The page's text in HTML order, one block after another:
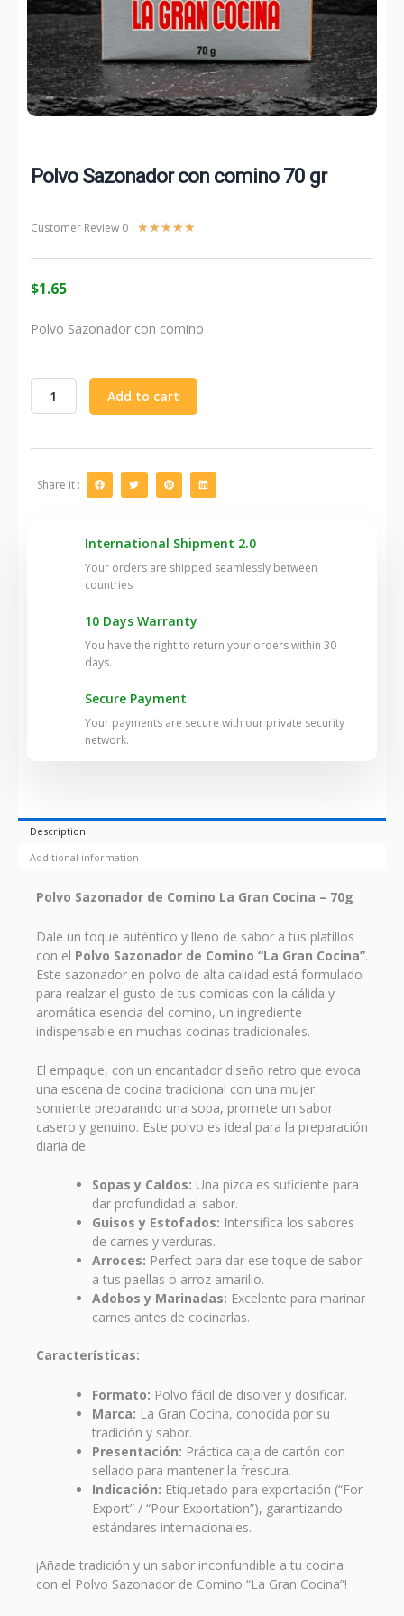
Polvo Sazonador con comino 70 gr
Customer Review 0 ★★★★★
out
$1.65
Polvo Sazonador con comino
Sazonador
gr
Add to cart
Share it :
International Shipment 2.0
Your orders are shipped seamlessly between
countries
10 Days Warranty
You have the right to return your orders within 30
days.
Secure Payment
Your payments are secure with our private security
network.
Description
Additional information
Polvo Sazonador de Comino La Gran Cocina – 70g
Dale un toque auténtico y lleno de sabor a tus platillos
con el Polvo Sazonador de Comino “La Gran Cocina”.
Este sazonador en polvo de alta calidad está formulado
para realzar el gusto de tus comidas con la cálida y
aromática esencia del comino, un ingrediente
indispensable en muchas cocinas tradicionales.
El empaque, con un encantador diseño retro que evoca
una escena de cocina tradicional con una mujer
sonriente preparando una sopa, promete un sabor
casero y genuino. Este polvo es ideal para la preparación
diaria de:
Sopas y Caldos: Una pizca es suficiente para
dar profundidad al sabor.
Guisos y Estofados: Intensifica los sabores
de carnes y verduras.
Arroces: Perfect para dar ese toque de sabor
a tus paellas o arroz amarillo.
Adobos y Marinadas: Excelente para marinar
carnes antes de cocinarlas.
Características:
Formato: Polvo fácil de disolver y dosificar.
Marca: La Gran Cocina, conocida por su
tradición y sabor.
Presentación: Práctica caja de cartón con
sellado para mantener la frescura.
Indicación: Etiquetado para exportación (“For
Export” / “Pour Exportation”), garantizando
estándares internacionales.
¡Añade tradición y un sabor inconfundible a tu cocina
con el Polvo Sazonador de Comino “La Gran Cocina”!